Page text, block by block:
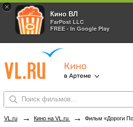
×
Кино ВЛ
FarPost LLC
FREE - In Google Play
Кино
в Артеме
VL.ru → Кино на VL.ru → Фильм «Дороги